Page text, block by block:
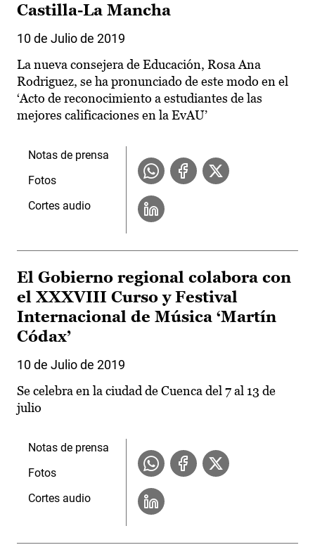
Castilla-La Mancha
10 de Julio de 2019
La nueva consejera de Educación, Rosa Ana
Rodriguez, se ha pronunciado de este modo en el
‘Acto de reconocimiento a estudiantes de las
mejores calificaciones en la EvAU’
Notas de prensa
Fotos
Cortes audio
El Gobierno regional colabora con
el XXXVIII Curso y Festival
Internacional de Música ‘Martín
Códax’
10 de Julio de 2019
Se celebra en la ciudad de Cuenca del 7 al 13 de
julio
Notas de prensa
Fotos
Cortes audio